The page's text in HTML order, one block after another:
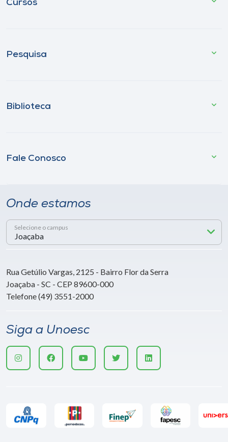
Cursos
Pesquisa
Biblioteca
Fale Conosco
Onde estamos
Selecione o campus
Rua Getúlio Vargas, 2125 - Bairro Flor da Serra
Joaçaba - SC - CEP 89600-000
Telefone (49) 3551-2000
Siga a Unoesc